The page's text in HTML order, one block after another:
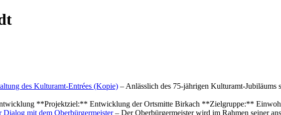
des Kulturamt-Entrées (Kopie) – Anlässlich des 75-jährigen Kulturamt-
**Projektziel:** Entwicklung der Ortsmitte Birkach **Zielgruppe:**
mit dem Oberbürgermeister– Der Oberbürgermeister wird im Rahmen seiner